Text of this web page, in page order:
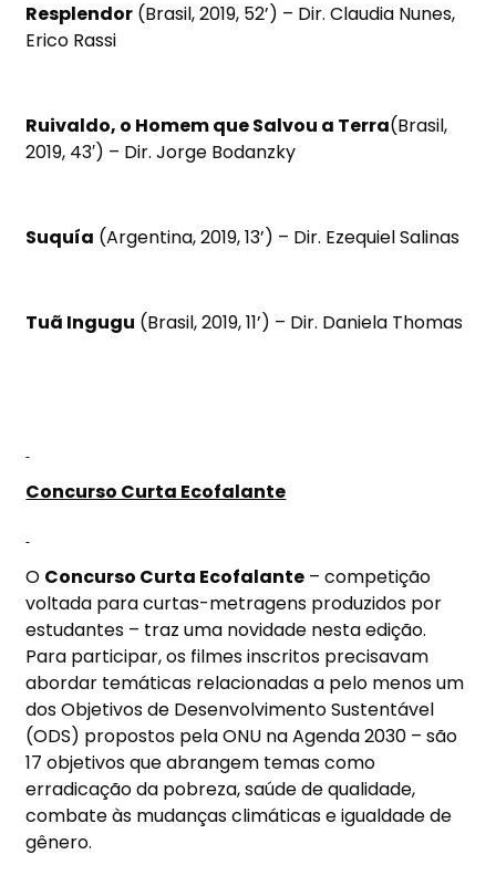
Resplendor (Brasil, 2019, 52’) – Dir. Claudia Nunes,
Erico Rassi
Ruivaldo, o Homem que Salvou a Terra(Brasil,
2019, 43′) – Dir. Jorge Bodanzky
Suquía (Argentina, 2019, 13’) – Dir. Ezequiel Salinas
Tuã Ingugu (Brasil, 2019, 11’) – Dir. Daniela Thomas
Concurso Curta Ecofalante
O Concurso Curta Ecofalante – competição
voltada para curtas-metragens produzidos por
estudantes – traz uma novidade nesta edição.
Para participar, os filmes inscritos precisavam
abordar temáticas relacionadas a pelo menos um
dos Objetivos de Desenvolvimento Sustentável
(ODS) propostos pela ONU na Agenda 2030 – são
17 objetivos que abrangem temas como
erradicação da pobreza, saúde de qualidade,
combate às mudanças climáticas e igualdade de
gênero.